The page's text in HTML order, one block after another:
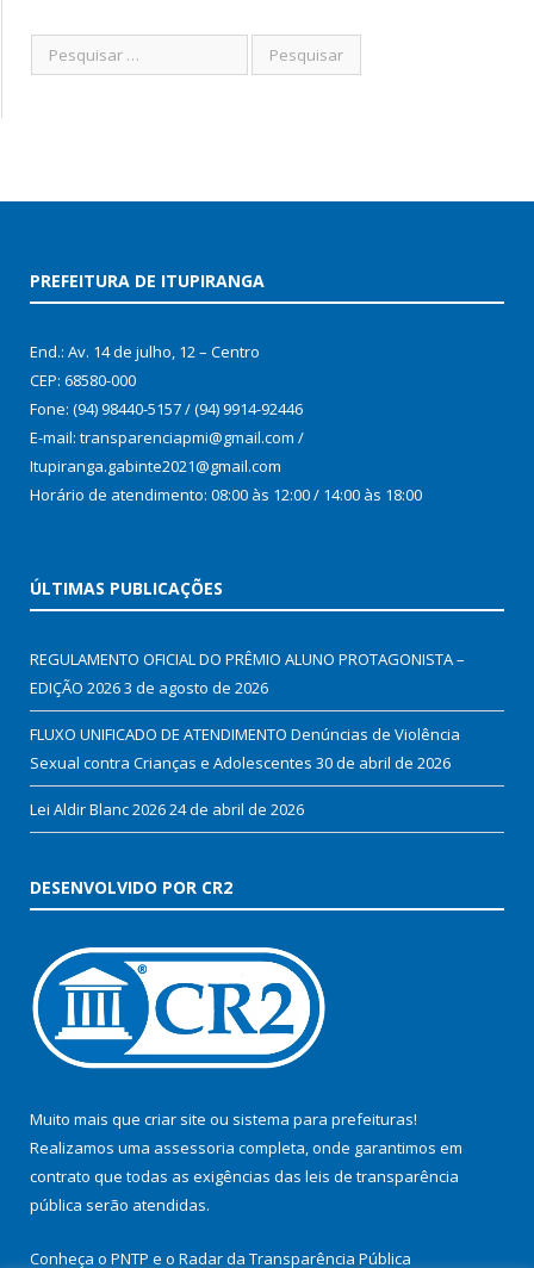
PREFEITURA DE ITUPIRANGA
End.: Av. 14 de julho, 12 – Centro
CEP: 68580-000
Fone: (94) 98440-5157 / (94) 9914-92446
E-mail: transparenciapmi@gmail.com /
Itupiranga.gabinte2021@gmail.com
Horário de atendimento: 08:00 às 12:00 / 14:00 às 18:00
ÚLTIMAS PUBLICAÇÕES
REGULAMENTO OFICIAL DO PRÊMIO ALUNO PROTAGONISTA –
EDIÇÃO 20263 de agosto de 2026
FLUXO UNIFICADO DE ATENDIMENTO Denúncias de Violência
Sexual contra Crianças e Adolescentes 30 de abril de 2026
Lei Aldir Blanc 202624 de abril de 2026
DESENVOLVIDO POR CR2
Muito mais que criar site ou sistema para prefeituras!
Realizamos uma assessoria completa, onde garantimos em
contrato que todas as exigências das leis de transparência
pública serão atendidas.
Conheça o PNTP e o Radar da Transparência Pública